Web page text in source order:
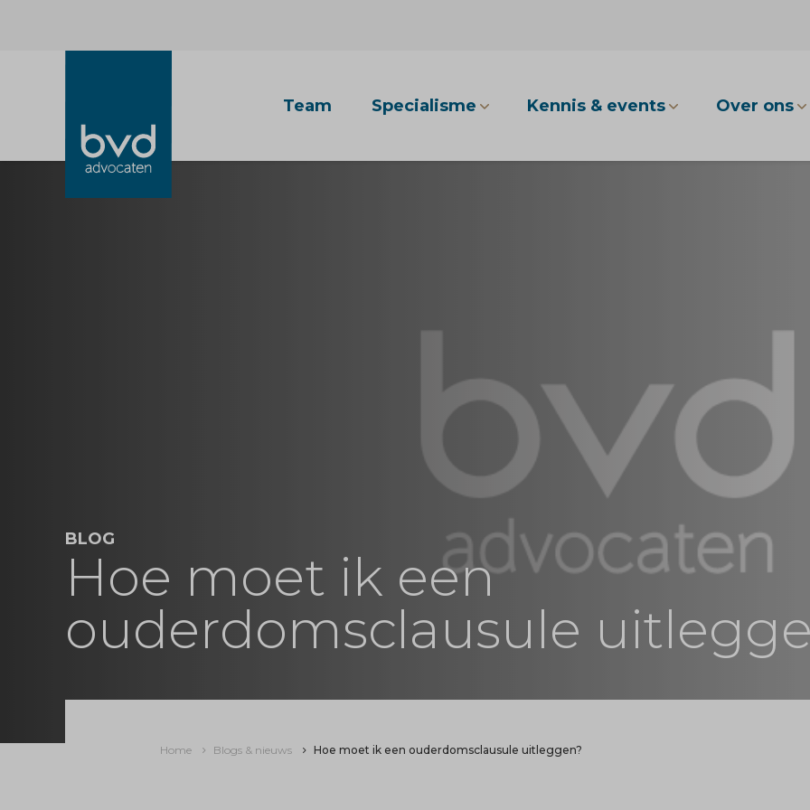
Team Specialisme Kennis & events Over ons
BLOG
Hoe moet ik een
ouderdomsclausule
Home Blogs & nieuws Hoe moet ik een ouderdomsclausule uitleggen?